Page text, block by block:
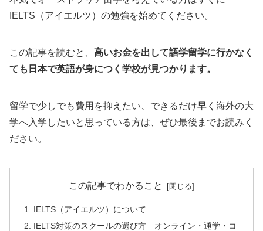
IELTS（アイエルツ）の勉強を始めてください。
この記事を読むと、 高いお金を出して語学留学に行かなく
ても日本で英語が身につく学校が見つかります。
留学で少しでも費用を抑えたい、できるだけ早く海外の大
学へ入学したいと思っている方は、ぜひ最後までお読みく
ださい。
この記事でわかること
IELTS（アイエルツ）について
IELTS対策のスクールの選び方 オンライン・通学・コ